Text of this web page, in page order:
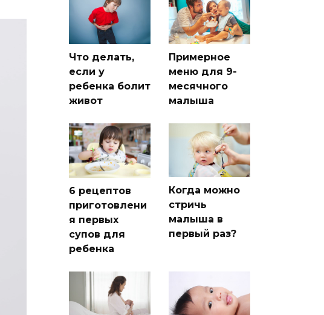
Что делать,
если у
ребенка болит
живот
Примерное
меню для 9-
месячного
малыша
6 рецептов
приготовлени
я первых
супов для
ребенка
Когда можно
стричь
малыша в
первый раз?